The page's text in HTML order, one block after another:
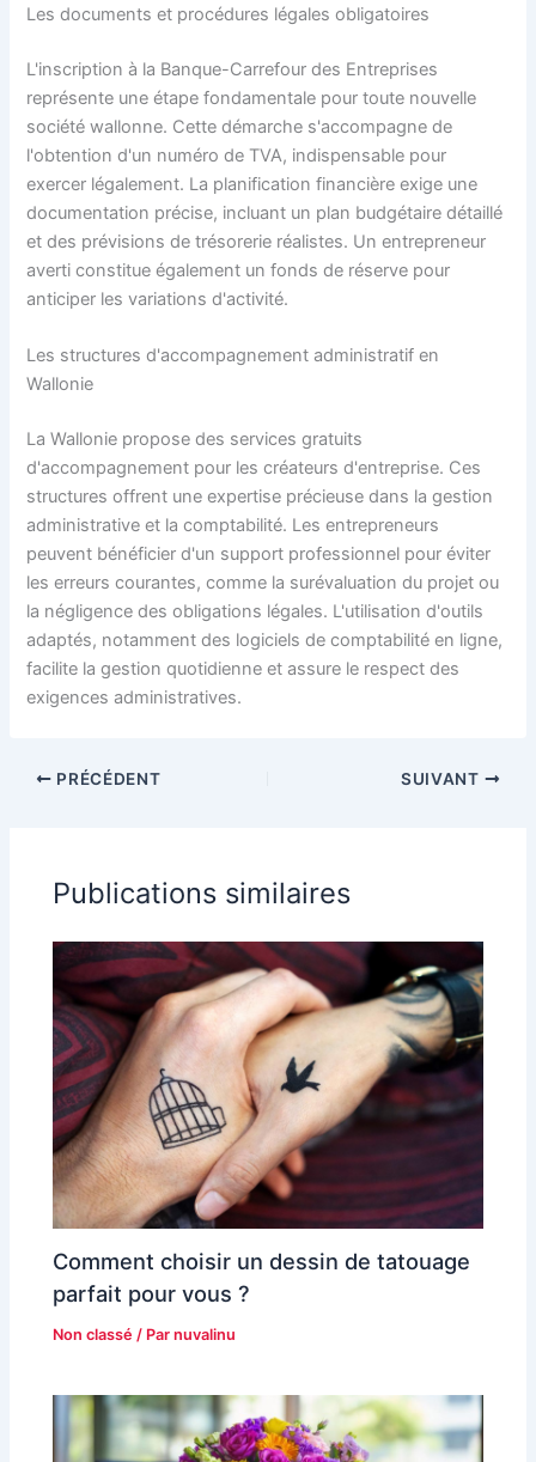
Les documents et procédures légales obligatoires
L'inscription à la Banque-Carrefour des Entreprises
représente une étape fondamentale pour toute nouvelle
société wallonne. Cette démarche s'accompagne de
l'obtention d'un numéro de TVA, indispensable pour
exercer légalement. La planification financière exige une
documentation précise, incluant un plan budgétaire détaillé
et des prévisions de trésorerie réalistes. Un entrepreneur
averti constitue également un fonds de réserve pour
anticiper les variations d'activité.
Les structures d'accompagnement administratif en
Wallonie
La Wallonie propose des services gratuits
d'accompagnement pour les créateurs d'entreprise. Ces
structures offrent une expertise précieuse dans la gestion
administrative et la comptabilité. Les entrepreneurs
peuvent bénéficier d'un support professionnel pour éviter
les erreurs courantes, comme la surévaluation du projet ou
la négligence des obligations légales. L'utilisation d'outils
adaptés, notamment des logiciels de comptabilité en ligne,
facilite la gestion quotidienne et assure le respect des
exigences administratives.
PRÉCÉDENT SUIVANT
Publications similaires
Comment choisir un dessin de tatouage
parfait pour vous ?
Non classé / Parnuvalinu